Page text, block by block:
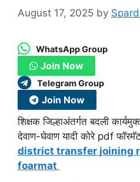
August 17, 2025 by
WhatsApp Group
Join Now
Telegram Group
Join Now
शिक्षक जिल्हाअंतर्गत बदली
देवाण-घेवाण यादी कोरे pdf
district transfer joining
foarmat